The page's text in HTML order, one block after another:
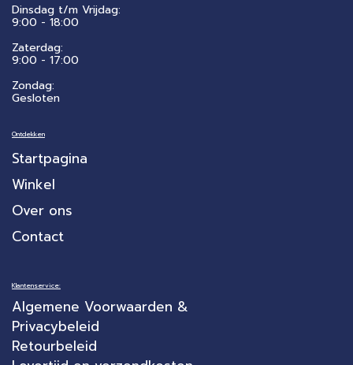
Dinsdag t/m Vrijdag:
9:00 - 18:00
Zaterdag:
​9:00 - 17:00
Zondag:
Gesloten
Ontdekken
Startpagina
Winkel
Over ons
Contact
Klantenservice:
Algemene Voorwaarden &
Privacybeleid
Retourbeleid